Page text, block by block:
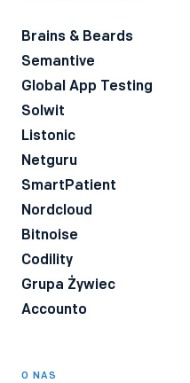
Brains & Beards
Semantive
Global App Testing
Solwit
Listonic
Netguru
SmartPatient
Nordcloud
Bitnoise
Codility
Grupa Żywiec
Accounto
O NAS